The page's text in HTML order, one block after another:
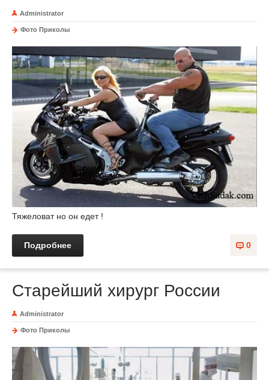
Administrator
Фото Приколы
Тяжеловат но он едет !
0
Подробнее
Старейший хирург России
Administrator
Фото Приколы